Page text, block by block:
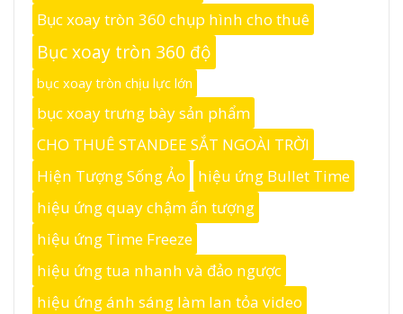
Bục xoay tròn 360 chụp hình cho thuê
Bục xoay tròn 360 độ
bục xoay tròn chịu lực lớn
bục xoay trưng bày sản phẩm
CHO THUÊ STANDEE SẮT NGOÀI TRỜI
Hiện Tượng Sống Ảo
hiệu ứng Bullet Time
hiệu ứng quay chậm ấn tượng
hiệu ứng Time Freeze
hiệu ứng tua nhanh và đảo ngược
hiệu ứng ánh sáng làm lan tỏa video